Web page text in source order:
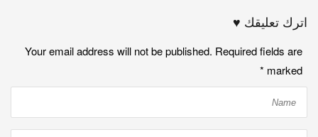
اترك تعليقك ♥
Your email address will not be published. Required fields are
marked
*